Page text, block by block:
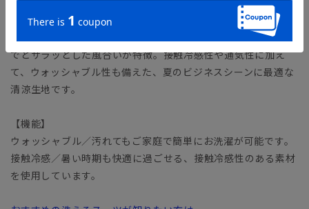
【生地】 ICY ELEGANCE（アイシーエレガンス）
毛羽が少ない特殊な紡績糸を使用した超軽量素材で、しなやか
でとサラッとした風合いが特徴。接触冷感性や通気性に加え
て、ウォッシャブル性も備えた、夏のビジネスシーンに最適な
清涼生地です。
【機能】
ウォッシャブル／汚れてもご家庭で簡単にお洗濯が可能です。
接触冷感／暑い時期も快適に過ごせる、接触冷感性のある素材
を使用しています。